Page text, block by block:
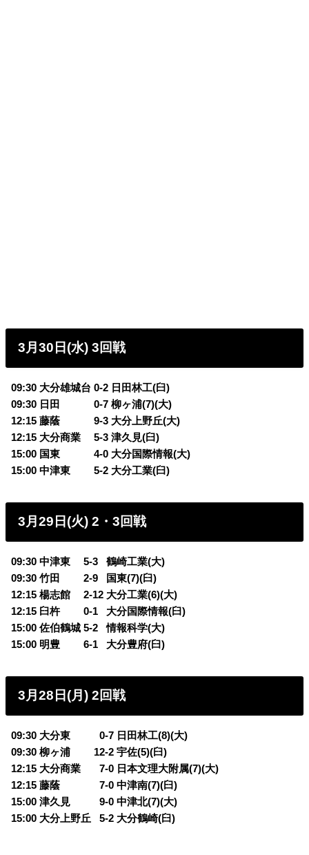
3月30日(水) 3回戦
09:30 大分雄城台 0-2 日田林工(臼)
09:30 日田 0-7 柳ヶ浦(7)(大)
12:15 藤蔭 9-3 大分上野丘(大)
12:15 大分商業 5-3 津久見(臼)
15:00 国東 4-0 大分国際情報(大)
15:00 中津東 5-2 大分工業(臼)
3月29日(火) 2・3回戦
09:30 中津東 5-3 0鶴崎工業(大)
09:30 竹田 2-9
国東(7)(臼)
12:15 楊志館 2-12 大分工業(6)(大)
12:15 臼杵 0-1
大分国際情報(臼)
15:00 佐伯鶴城 5-2
0情報科学(大)
15:00 明豊 6-1
大分豊府(臼)
3月28日(月) 2回戦
09:30 大分東
0-7 日田林工(8)(大)
09:30 柳ヶ浦 12-2 宇佐(5)(臼)
12:15 大分商業
07-0 日本文理大附属(7)(大)
12:15 藤蔭
07-0 中津南(7)(臼)
15:00 津久見
09-0 中津北(7)(大)
15:00 大分上野丘
05-2 大分鶴崎(臼)